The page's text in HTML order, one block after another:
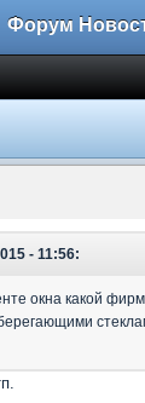
- 11:56:
окна какой